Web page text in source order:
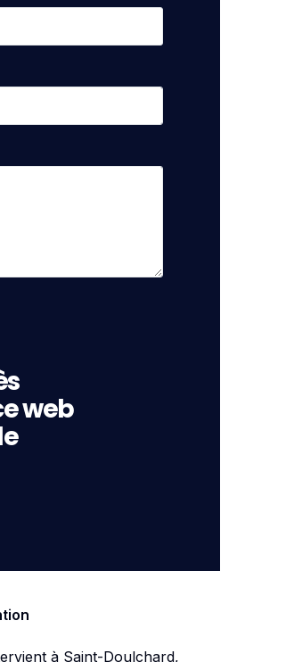
web
à Saint-Doulchard,